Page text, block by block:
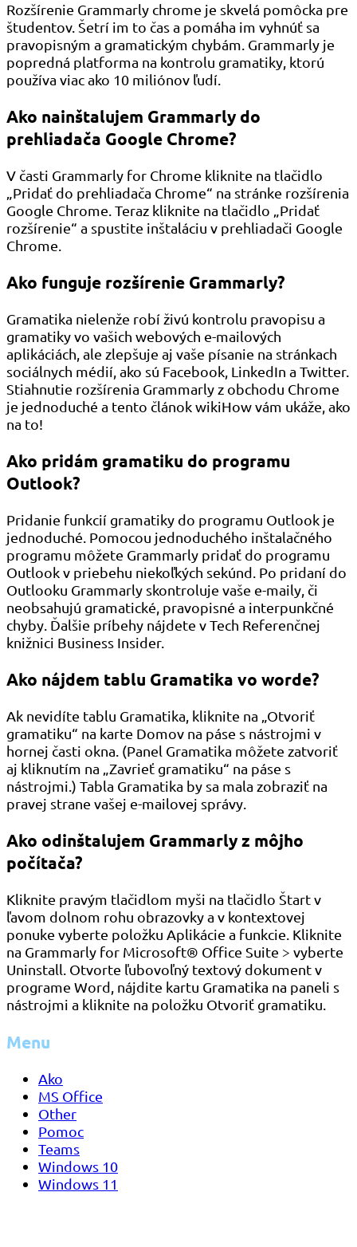
Rozšírenie Grammarly chrome je skvelá pomôcka pre
študentov. Šetrí im to čas a pomáha im vyhnúť sa
pravopisným a gramatickým chybám. Grammarly je
popredná platforma na kontrolu gramatiky, ktorú
používa viac ako 10 miliónov ľudí.
Ako nainštalujem Grammarly do
prehliadača Google Chrome?
V časti Grammarly for Chrome kliknite na tlačidlo
„Pridať do prehliadača Chrome“ na stránke rozšírenia
Google Chrome. Teraz kliknite na tlačidlo „Pridať
rozšírenie“ a spustite inštaláciu v prehliadači Google
Chrome.
Ako funguje rozšírenie Grammarly?
Gramatika nielenže robí živú kontrolu pravopisu a
gramatiky vo vašich webových e-mailových
aplikáciách, ale zlepšuje aj vaše písanie na stránkach
sociálnych médií, ako sú Facebook, LinkedIn a Twitter.
Stiahnutie rozšírenia Grammarly z obchodu Chrome
je jednoduché a tento článok wikiHow vám ukáže, ako
na to!
Ako pridám gramatiku do programu
Outlook?
Pridanie funkcií gramatiky do programu Outlook je
jednoduché. Pomocou jednoduchého inštalačného
programu môžete Grammarly pridať do programu
Outlook v priebehu niekoľkých sekúnd. Po pridaní do
Outlooku Grammarly skontroluje vaše e-maily, či
neobsahujú gramatické, pravopisné a interpunkčné
chyby. Ďalšie príbehy nájdete v Tech Referenčnej
knižnici Business Insider.
Ako nájdem tablu Gramatika vo worde?
Ak nevidíte tablu Gramatika, kliknite na „Otvoriť
gramatiku“ na karte Domov na páse s nástrojmi v
hornej časti okna. (Panel Gramatika môžete zatvoriť
aj kliknutím na „Zavrieť gramatiku“ na páse s
nástrojmi.) Tabla Gramatika by sa mala zobraziť na
pravej strane vašej e-mailovej správy.
Ako odinštalujem Grammarly z môjho
počítača?
Kliknite pravým tlačidlom myši na tlačidlo Štart v
ľavom dolnom rohu obrazovky a v kontextovej
ponuke vyberte položku Aplikácie a funkcie. Kliknite
na Grammarly for Microsoft® Office Suite > vyberte
Uninstall. Otvorte ľubovoľný textový dokument v
programe Word, nájdite kartu Gramatika na paneli s
nástrojmi a kliknite na položku Otvoriť gramatiku.
Menu
Ako
MS Office
Other
Pomoc
Teams
Windows 10
Windows 11